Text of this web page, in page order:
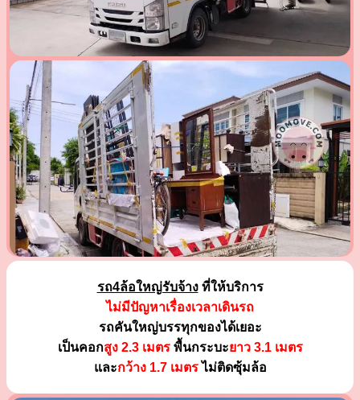
รถ4ล้อใหญ่รับจ้างที่ให้บริการ
ไม่มีปัญหาเรื่องเวลาเดินรถ
รถคันใหญ่บรรทุกของได้เยอะ
เป็นคอกสูง 2.3 เมตรพื้นกระบะยาว 3.1 เมตร
และกว้าง 1.7 เมตรไม่ติดซุ้มล้อ